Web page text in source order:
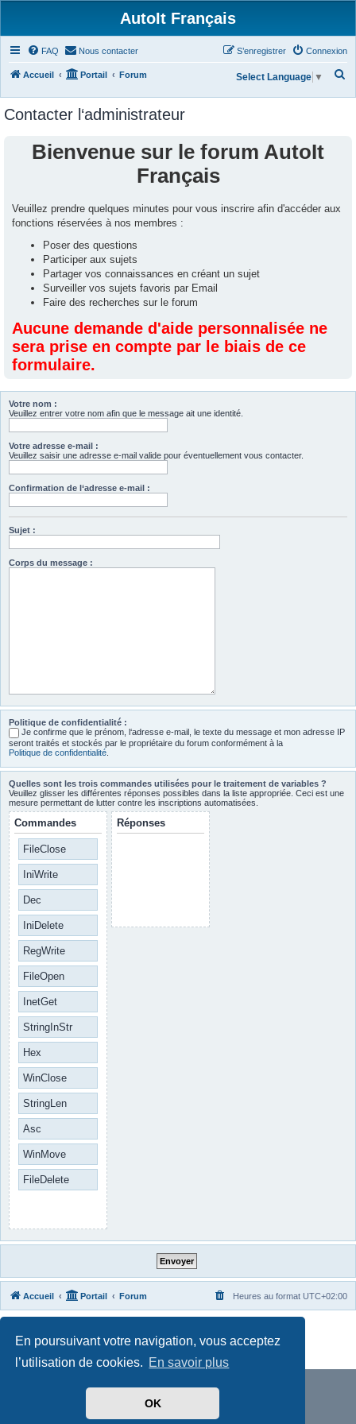
En poursuivant votre navigation, vous acceptez
l’utilisation de cookies. En savoir plus
OK
AutoIt Français
FAQ Nous contacter Connexion
S’enregistrer
Accueil Portail Forum Select Language ▼
Contacter l‘administrateur
Bienvenue sur le forum AutoIt
Français
Veuillez prendre quelques minutes pour vous inscrire afin d'accéder aux
fonctions réservées à nos membres :
Poser des questions
Participer aux sujets
Partager vos connaissances en créant un sujet
Surveiller vos sujets favoris par Email
Faire des recherches sur le forum
Aucune demande d'aide personnalisée ne
sera prise en compte par le biais de ce
formulaire.
Votre nom :
Veuillez entrer votre nom afin que le message ait une identité.
Votre adresse e-mail :
Veuillez saisir une adresse e-mail valide pour éventuellement vous contacter.
Confirmation de l‘adresse e-mail :
Sujet :
Corps du message :
Politique de confidentialité :
Je confirme que le prénom, l‘adresse e-mail, le texte du message et mon adresse IP
seront traités et stockés par le propriétaire du forum conformément à la
Politique de confidentialité
Quelles sont les trois commandes utilisées pour le traitement de variables ?
Veuillez glisser les différentes réponses possibles dans la liste appropriée. Ceci est une
mesure permettant de lutter contre les inscriptions automatisées.
Commandes
FileClose
IniWrite
Dec
IniDelete
RegWrite
FileOpen
InetGet
StringInStr
Hex
WinClose
StringLen
Asc
WinMove
FileDelete
Réponses
Accueil Portail Forum Heures au format UTC+02:00
Traduit parphpBB-fr.com